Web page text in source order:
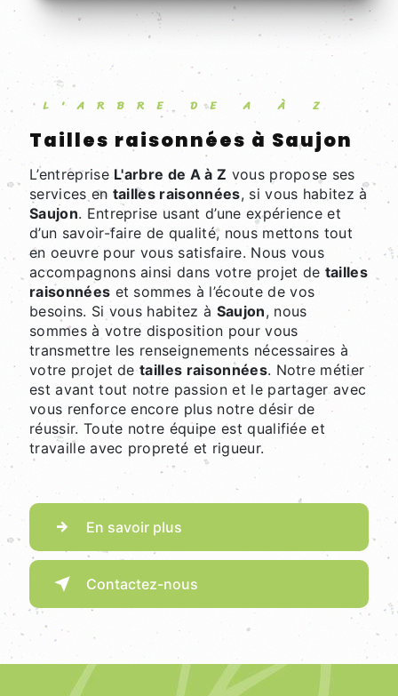
L'ARBRE DE A À Z
tailles raisonnées à Saujon
L’entrepriseL'arbre de A à Z vous propose ses
services en tailles raisonnées, si vous habitez à
Saujon. Entreprise usant d’une expérience et
d’un savoir-faire de qualité, nous mettons tout
en oeuvre pour vous satisfaire. Nous vous
accompagnons ainsi dans votre projet de tailles
raisonnées et sommes à l’écoute de vos
besoins. Si vous habitez à Saujon, nous
sommes à votre disposition pour vous
transmettre les renseignements nécessaires à
votre projet detailles raisonnées. Notre métier
est avant tout notre passion et le partager avec
vous renforce encore plus notre désir de
réussir. Toute notre équipe est qualifiée et
travaille avec propreté et rigueur.
En savoir plus
Contactez-nous